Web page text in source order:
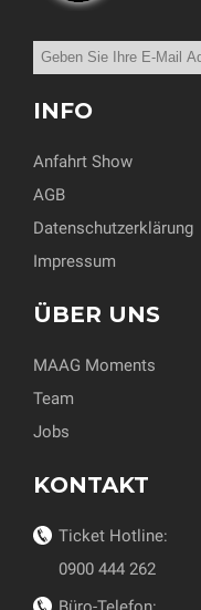
INFO
Anfahrt Show
AGB
Datenschutzerklärung
Impressum
ÜBER UNS
MAAG Moments
Team
Jobs
KONTAKT
Ticket Hotline:
0900 444 262